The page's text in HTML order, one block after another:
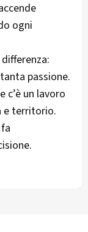
ogni
passione.
c’è un lavoro
e territorio.